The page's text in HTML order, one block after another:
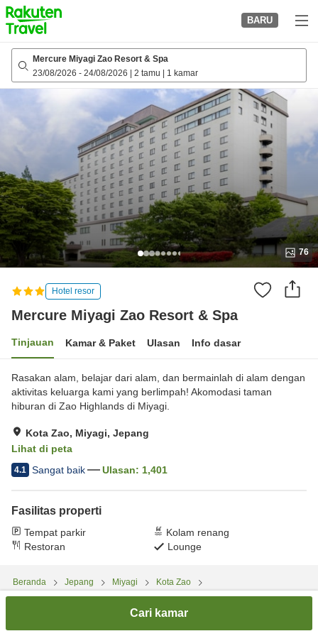
to
top
page
BARU
Mercure Miyagi Zao Resort & Spa
23/08/2026 - 24/08/2026 2 tamu 1 kamar
76
Hotel resor
Mercure Miyagi Zao Resort & Spa
Tinjauan Kamar & Paket Ulasan Info dasar
Rasakan alam, belajar dari alam, dan bermainlah di alam dengan
aktivitas keluarga kami yang berlimpah! Akomodasi taman
hiburan di Zao Highlands di Miyagi.
Kota Zao, Miyagi, Jepang
Lihat di peta
4.1 Sangat baik Ulasan: 1,401
Fasilitas properti
Tempat parkir
Kolam renang
Restoran
Lounge
Beranda Jepang Miyagi
Kota Zao
Mercure Miyagi Zao Resort & Spa
Cari kamar